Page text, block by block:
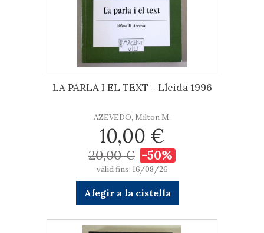
LA PARLA I EL TEXT - Lleida 1996
AZEVEDO, Milton M.
10,00 €
20,00 € -50%
vàlid fins: 16/08/26
Afegir a la cistella